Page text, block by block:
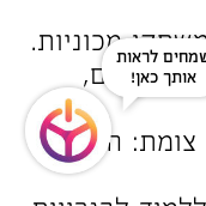
מכוניות.
מסלולים,
צומת: האם